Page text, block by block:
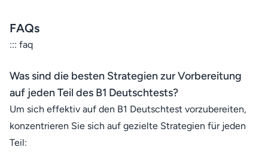
FAQs
::: faq
Was sind die besten Strategien zur Vorbereitung
auf jeden Teil des B1 Deutschtests?
Um sich effektiv auf den B1 Deutschtest vorzubereiten,
konzentrieren Sie sich auf gezielte Strategien für jeden
Teil: